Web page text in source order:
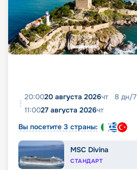
20:0020 августа 2026чт 8 дн/7
11:0027 августа 2026чт
Вы посетите 3 страны:
MSC Divina
СТАНДАРТ